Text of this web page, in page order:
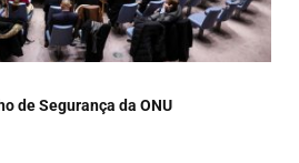
de Segurança da ONU